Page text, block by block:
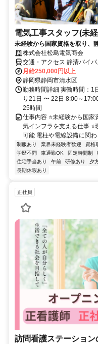
電気工事スタッフ(未
未経験から国家資格を取り、
株式会社松島電気商会
交通・アクセス 静清バイ
月給250,000円以上
静岡県静岡市清水区
勤務時間詳細 実働時間：1
り21日 〜 22日 8:00～
25時間
仕事内容 ⭐未経験から国
気インフラを支える仕事 ⭐
可能 電柱や電線設備に関
制服あり 業界未経験者歓迎 資格
学歴不問
車通勤OK 固定時間制
住宅手当あり
午前 研修あり 夕
長期休暇あり
正社員
訪問看護ステーショ